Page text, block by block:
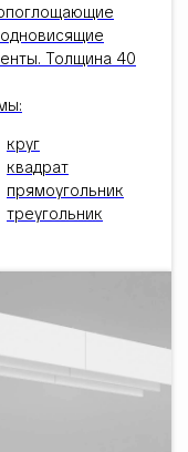
Толщина 40
круг
квадрат
прямоугольник
треугольник